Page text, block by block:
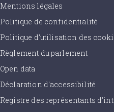
Mentions légales
Politique de confidentialité
Politique d'utilisation des
Règlement du parlement
Open data
Déclaration d'accessibilité
Registre des représentants